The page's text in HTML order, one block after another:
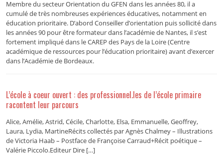
Membre du secteur Orientation du GFEN dans les années 80, il a
cumulé de très nombreuses expériences éducatives, notamment en
éducation prioritaire. D’abord Conseiller d’orientation puis sollicité dans
les années 90 pour être formateur dans l’académie de Nantes, il s’est
fortement impliqué dans le CAREP des Pays de la Loire (Centre
académique de ressources pour l’éducation prioritaire) avant d’exercer
dans l’Académie de Bordeaux.
L’école à coeur ouvert : des professionnel.les de l’école primaire
racontent leur parcours
Alice, Amélie, Astrid, Cécile, Charlotte, Elsa, Emmanuelle, Geoffrey,
Laura, Lydia, MartineRécits collectés par Agnès Chalmey – Illustrations
de Victoria Haab – Postface de Françoise Carraud+Récit poétique –
Valérie Piccolo.Editeur Dire […]